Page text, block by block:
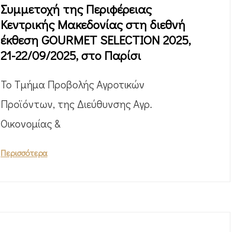
Συμμετοχή της Περιφέρειας
Κεντρικής Μακεδονίας στη διεθνή
έκθεση GOURMET SELECTION 2025,
21-22/09/2025, στο Παρίσι
Το Τμήμα Προβολής Αγροτικών
Προϊόντων, της Διεύθυνσης Αγρ.
Οικονομίας &
Περισσότερα